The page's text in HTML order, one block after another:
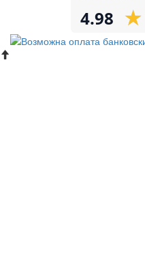
4.98 ★
★